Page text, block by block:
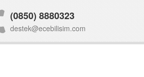
(0850) 8880323
destek@ecebilisim.com